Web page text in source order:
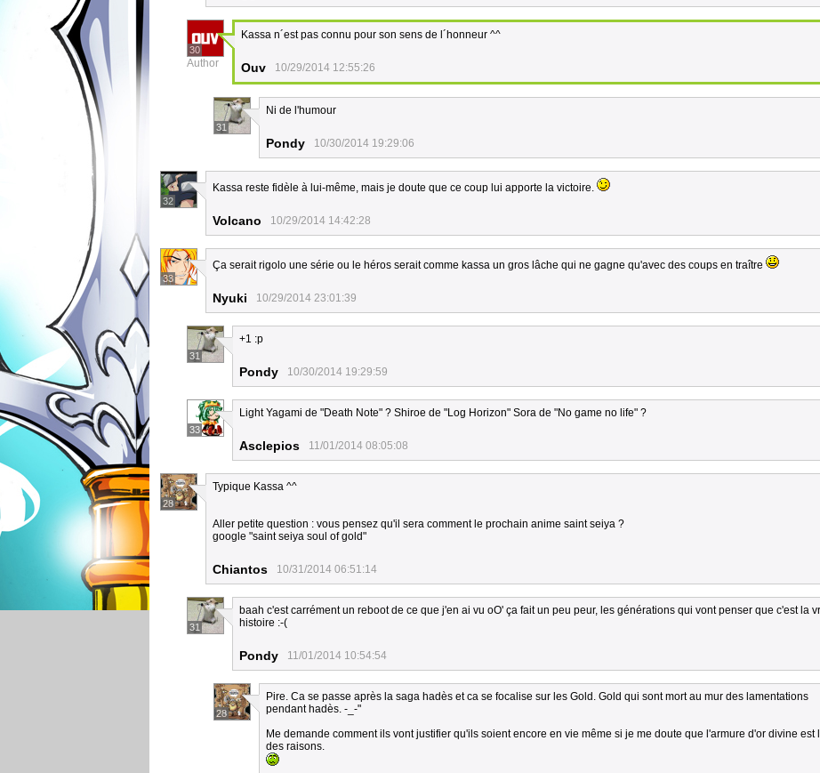
30
Author
Kassa n´est pas connu pour son sens de l´honneur ^^
Ouv 10/29/2014 12:55:26
31
Ni de l'humour
Pondy 10/30/2014 19:29:06
32
Kassa reste fidèle à lui-même, mais je doute que ce coup lui apporte la victoire.
Volcano 10/29/2014 14:42:28
33
Ça serait rigolo une série ou le héros serait comme kassa un gros lâche qui ne gagne qu'avec des coups en traître
Nyuki 10/29/2014 23:01:39
31
+1 :p
Pondy 10/30/2014 19:29:59
33
Light Yagami de "Death Note" ? Shiroe de "Log Horizon" Sora de "No game no life" ?
Asclepios 11/01/2014 08:05:08
28
Typique Kassa ^^
Aller petite question : vous pensez qu'il sera comment le prochain anime saint seiya ?
google "saint seiya soul of gold"
Chiantos 10/31/2014 06:51:14
31
baah c'est carrément un reboot de ce que j'en ai vu oO' ça fait un peu peur, les générations qui vont penser que c'est la
histoire :-(
Pondy 11/01/2014 10:54:54
28
Pire. Ca se passe après la saga hadès et ca se focalise sur les Gold. Gold qui sont mort au mur des lamentations
pendant hadès. -_-"
Me demande comment ils vont justifier qu'ils soient encore en vie même si je me doute que l'armure d'or divine est
des raisons.